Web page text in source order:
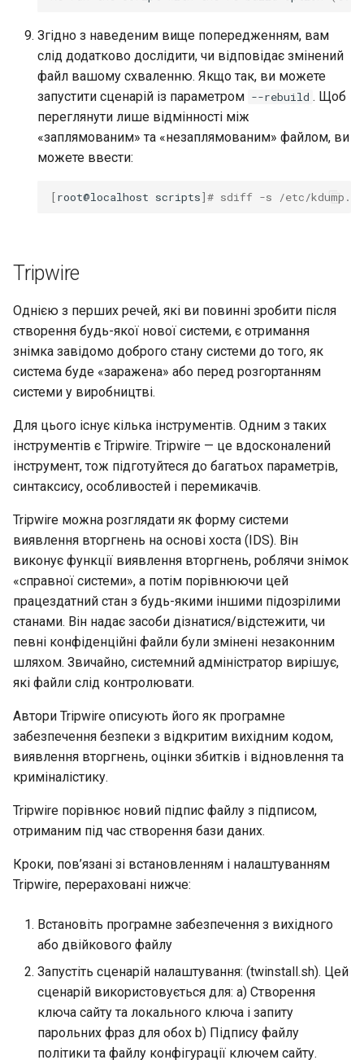
Згідно з наведеним вище попередженням, вам
слід додатково дослідити, чи відповідає змінений
файл вашому схваленню. Якщо так, ви можете
запустити сценарій із параметром --rebuild . Щоб
переглянути лише відмінності між
«заплямованим» та «незаплямованим» файлом, ви
можете ввести:
[root@localhost scripts]# sdiff -s /etc/
Tripwire
Однією з перших речей, які ви повинні зробити після
створення будь-якої нової системи, є отримання
знімка завідомо доброго стану системи до того, як
система буде «заражена» або перед розгортанням
системи у виробництві.
Для цього існує кілька інструментів. Одним з таких
інструментів є Tripwire. Tripwire — це вдосконалений
інструмент, тож підготуйтеся до багатьох параметрів,
синтаксису, особливостей і перемикачів.
Tripwire можна розглядати як форму системи
виявлення вторгнень на основі хоста (IDS). Він
виконує функції виявлення вторгнень, роблячи знімок
«справної системи», а потім порівнюючи цей
працездатний стан з будь-якими іншими підозрілими
станами. Він надає засоби дізнатися/відстежити, чи
певні конфіденційні файли були змінені незаконним
шляхом. Звичайно, системний адміністратор вирішує,
які файли слід контролювати.
Автори Tripwire описують його як програмне
забезпечення безпеки з відкритим вихідним кодом,
виявлення вторгнень, оцінки збитків і відновлення та
криміналістику.
Tripwire порівнює новий підпис файлу з підписом,
отриманим під час створення бази даних.
Кроки, пов’язані зі встановленням і налаштуванням
Tripwire, перераховані нижче:
Встановіть програмне забезпечення з вихідного
або двійкового файлу
Запустіть сценарій налаштування: (twinstall.sh). Цей
сценарій використовується для: a) Створення
ключа сайту та локального ключа і запиту
парольних фраз для обох b) Підпису файлу
політики та файлу конфігурації ключем сайту.